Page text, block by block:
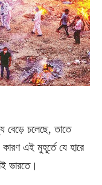
বেড়ে চলেছে, তাতে
এই মুহূর্তে যে হারে
ভারতে।